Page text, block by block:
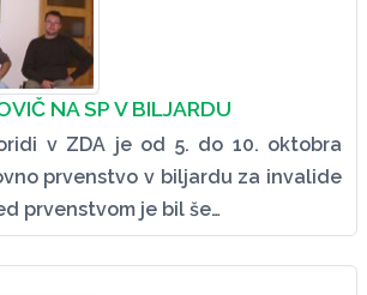
NA SP V BILJARDU
v ZDA je od 5. do 10. oktobra
prvenstvo v biljardu za invalide
prvenstvom je bil še…